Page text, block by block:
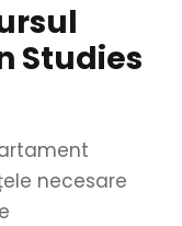
Studies
necesare